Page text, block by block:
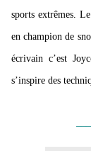
sports extrêmes.
en champion de
écrivain c’est
s’inspire des